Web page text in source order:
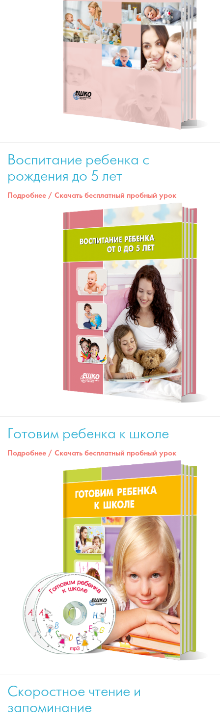
Воспитание ребенка с
рождения до 5 лет
Подробнее / Скачать бесплатный пробный урок
Готовим ребенка к школе
Подробнее / Скачать бесплатный пробный урок
Скоростное чтение и
запоминание